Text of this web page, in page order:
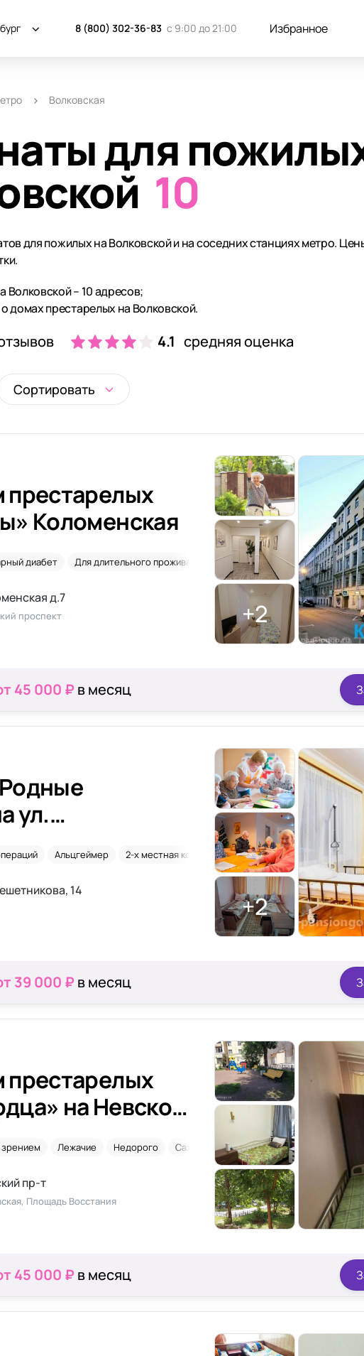
8 (800) 302-36-83 с 9:00 до 21:00 Избранное
Волковская
для
10
для пожилых на Волковской и на соседних станциях метро.
– 10 адресов;
домах престарелых на Волковской.
4.1 средняя оценка
Сортировать
Коломенская
диабет Для длительного проживания Временное размещение
д.7
проспект +2
45 000 ₽ в месяц
ул.
Альцгеймер 2-х местная комната Паркинсон
14
+2
39 000 ₽ в месяц
на Невском
Лежачие Недорого Сахарный диабет
пр-т
Площадь Восстания
45 000 ₽ в месяц